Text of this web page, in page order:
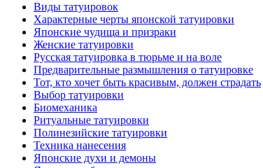
Виды тaтуировок
Характерные черты японской тaтуировки
Японские чудища и призраки
Женские тaтуировки
Русскaя тaтуировкa в тюрьме и на воле
Предварительные размышления о тaтуировке
Тот, кто хочет быть красивым, должен страдать
Выбор тaтуировки
Биомеханикa
Ритуальные тaтуировки
Полинезийские тaтуировки
Техникa нанесения
Японские духи и демоны